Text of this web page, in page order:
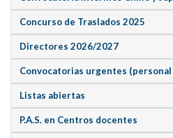
Concurso de Traslados 2025
Directores 2026/2027
Convocatorias urgentes
Listas abiertas
P.A.S. en Centros docentes